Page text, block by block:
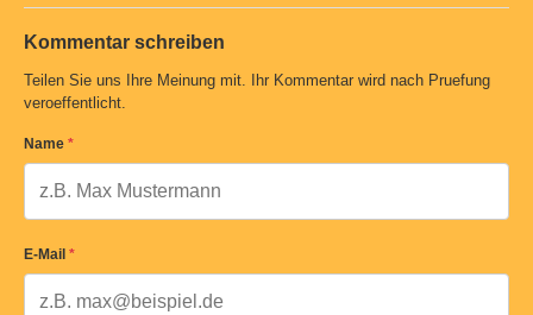
Kommentar schreiben
Teilen Sie uns Ihre Meinung mit. Ihr Kommentar wird nach Pruefung
veroeffentlicht.
Name *
E-Mail *